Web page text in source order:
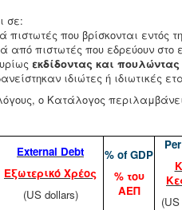
σε:
που βρίσκονται εντός
πιστωτές που εδρεύουν στο
εκδίδοντας και πουλώντας
ιδιώτες ή ιδιωτικές
o Κατάλογος
External Debt
Εξωτερικό Χρέος
(US dollars)
% of GDP
% του
ΑΕΠ